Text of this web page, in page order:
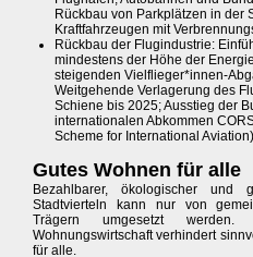
Rückbau von Parkplätzen in der
Kraftfahrzeugen mit
Rückbau der Flugindustrie:
mindestens der Höhe der
steigenden Vielflieger*innen-
Weitgehende Verlagerung des
Schiene bis 2025; Ausstieg der
internationalen Abkommen
Scheme for International Aviation)
Gutes Wohnen für alle
Bezahlbarer, ökologischer und
Stadtvierteln kann nur von
Trägern umgesetzt
Wohnungswirtschaft verhindert
für alle.